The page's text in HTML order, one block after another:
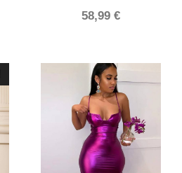
58,99 €